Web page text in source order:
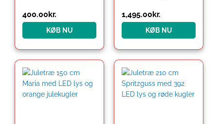
400.00kr.
KØB NU
1,495.00kr.
KØB NU